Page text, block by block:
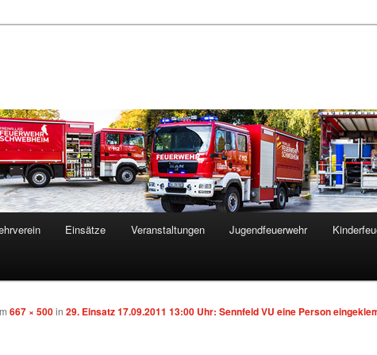
Einsätze Veranstaltungen Jugendfeuerwehr
667 × 500in 29. Einsatz 17.09.2011 13:00 Uhr: Sennfeld VU eine Person